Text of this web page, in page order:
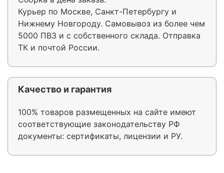
Курьер по Москве, Санкт-Петербургу и
Нижнему Новгороду. Самовывоз из более чем
5000 ПВЗ и с собственного склада. Отправка
ТК и почтой России.
Качество и гарантия
100% товаров размещенных на сайте имеют
соответствующие законодательству РФ
документы: сертификаты, лицензии и РУ.